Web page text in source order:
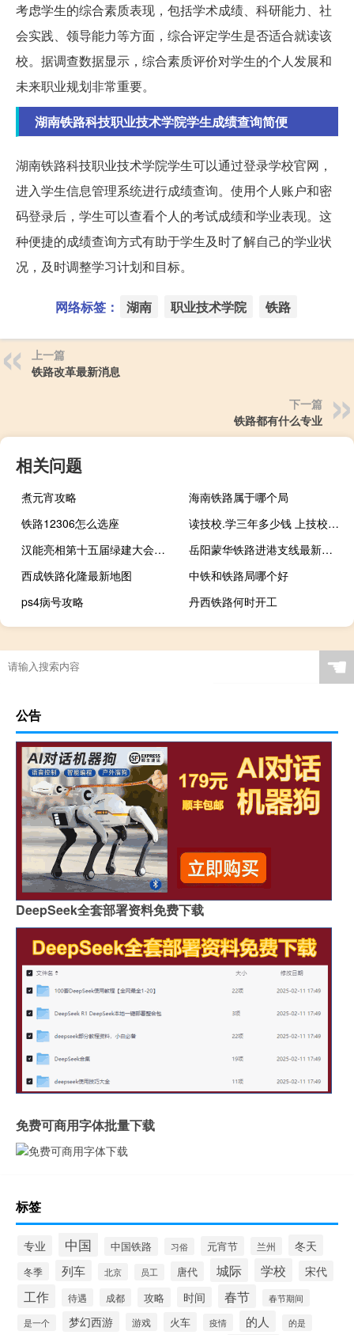
考虑学生的综合素质表现，包括学术成绩、科研能力、社
会实践、领导能力等方面，综合评定学生是否适合就读该
校。据调查数据显示，综合素质评价对学生的个人发展和
未来职业规划非常重要。
湖南铁路科技职业技术学院学生成绩查询简便
湖南铁路科技职业技术学院学生可以通过登录学校官网，
进入学生信息管理系统进行成绩查询。使用个人账户和密
码登录后，学生可以查看个人的考试成绩和学业表现。这
种便捷的成绩查询方式有助于学生及时了解自己的学业状
况，及时调整学习计划和目标。
网络标签： 湖南 职业技术学院 铁路
上一篇
铁路改革最新消息
下一篇
铁路都有什么专业
相关问题
煮元宵攻略
海南铁路属于哪个局
铁路12306怎么选座
读技校.学三年多少钱 上技校需要多少钱
汉能亮相第十五届绿建大会，以薄膜太阳能技术开启建筑造能时代
岳阳蒙华铁路进港支线最新情况
西成铁路化隆最新地图
中铁和铁路局哪个好
ps4病号攻略
丹西铁路何时开工
☚
公告
DeepSeek全套部署资料免费下载
免费可商用字体批量下载
标签
专业 中国 中国铁路 习俗 元宵节 兰州 冬天
冬季 列车 北京 员工 唐代 城际 学校 宋代
工作 待遇 成都 攻略 时间 春节 春节期间
是一个 梦幻西游 游戏 火车 疫情 的人 的是